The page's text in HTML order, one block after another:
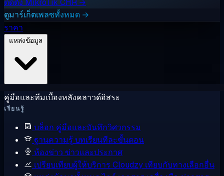
ติดตั้ง MikroTik CHR →
ดูมาร์เก็ตเพลซทั้งหมด →
ราคา
คู่มือและทีมเบื้องหลังคลาวด์อิสระ
เรียนรู้
บล็อก คู่มือและบันทึกวิศวกรรม
ฐานความรู้ บทเรียนทีละขั้นตอน
ห้องข่าว ข่าวและประกาศ
เปรียบเทียบผู้ให้บริการ Cloudzy เทียบกับทางเลือกอื่น